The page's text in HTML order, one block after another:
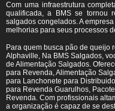
Com uma infraestrutura
qualificada, a BMS se tornou
salgados congelados. A
melhorias para seus processos
Para quem busca pão de queijo
Alphaville, Na BMS Salgados,
de Alimentação Salgados.
para Revenda, Alimentação
para Lanchonete para
para Revenda Guarulhos,
Revenda. Com profissionais
a organização é capaz de se